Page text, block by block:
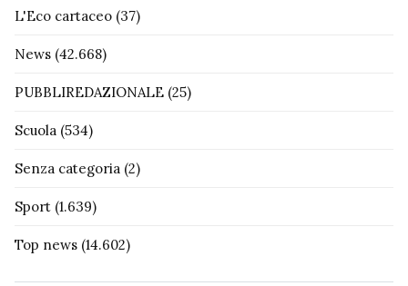
L'Eco cartaceo (37)
News (42.668)
PUBBLIREDAZIONALE (25)
Scuola (534)
Senza categoria (2)
Sport (1.639)
Top news (14.602)